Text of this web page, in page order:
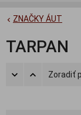
ZNAČKY ÁUT
TARPAN
Zoradiť